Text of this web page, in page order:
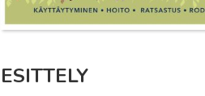
ESITTELY